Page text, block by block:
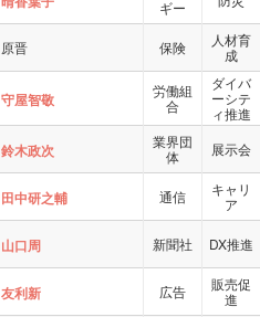
ギー
原晋 保険
人材育
成
守屋智敬
労働組
合
ダイバ
ーシテ
ィ推進
鈴木政次
業界団
体
展示会
田中研之輔 通信
キャリ
ア
山口周 新聞社 DX推進
友利新 広告
販売促
進